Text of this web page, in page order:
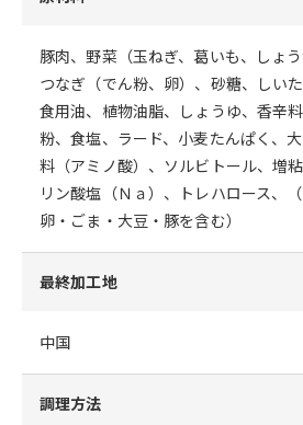
豚肉、野菜（玉ねぎ、葛いも、しょう
つなぎ（でん粉、卵）、砂糖、しい
食用油、植物油脂、しょうゆ、香辛
粉、食塩、ラード、小麦たんぱく、
料（アミノ酸）、ソルビトール、増
リン酸塩（Ｎａ）、トレハロース、
卵・ごま・大豆・豚を含む）
最終加工地
中国
調理方法